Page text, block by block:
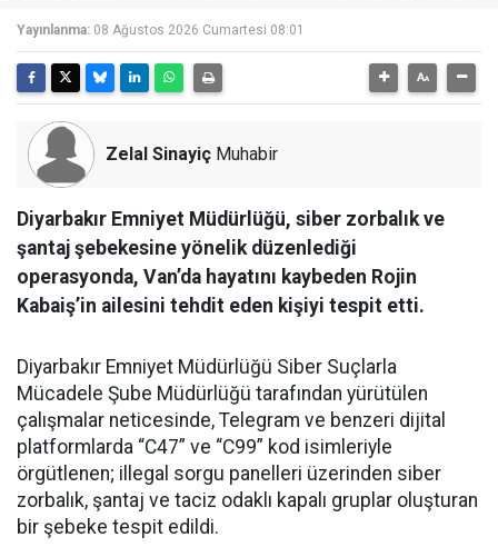
Yayınlanma: 08 Ağustos 2026 Cumartesi 08:01
Zelal Sinayiç Muhabir
Diyarbakır Emniyet Müdürlüğü, siber zorbalık ve
şantaj şebekesine yönelik düzenlediği
operasyonda, Van’da hayatını kaybeden Rojin
Kabaiş’in ailesini tehdit eden kişiyi tespit etti.
Diyarbakır Emniyet Müdürlüğü Siber Suçlarla
Mücadele Şube Müdürlüğü tarafından yürütülen
çalışmalar neticesinde, Telegram ve benzeri dijital
platformlarda “C47” ve “C99” kod isimleriyle
örgütlenen; illegal sorgu panelleri üzerinden siber
zorbalık, şantaj ve taciz odaklı kapalı gruplar oluşturan
bir şebeke tespit edildi.